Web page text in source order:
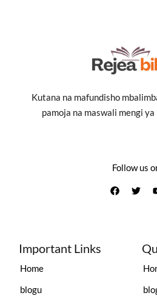
Kutana na mafundisho
pamoja na maswali mengi
Follow us
Important Links
Home
blogu